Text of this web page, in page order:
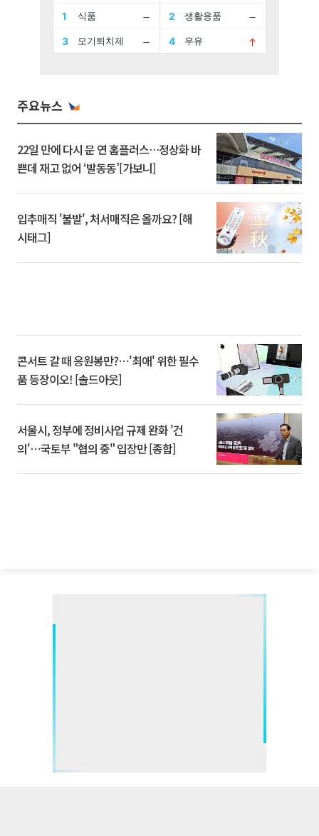
주요뉴스
22일 만에 다시 문 연 홈플러스…정상화 바
쁜데 재고 없어 ‘발동동’[가보니]
입추매직 '불발', 처서매직은 올까요? [해
시태그]
콘서트 갈 때 응원봉만?⋯'최애' 위한 필수
품 등장이오! [솔드아웃]
서울시, 정부에 정비사업 규제 완화 '건
의'⋯국토부 "협의 중" 입장만 [종합]